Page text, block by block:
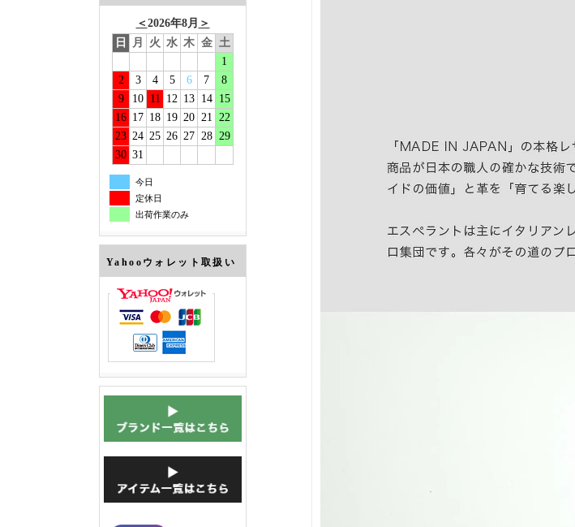
＜ 2026年8月 ＞
日
月 火 水 木 金 土
1
2
3 4 5 6 7
8
9
10 11 12 13 14
15
16 17 18 19 20 21 22
23 24 25 26 27 28 29
30 31
今日
定休日
出荷作業のみ
Yahooウォレット取扱い